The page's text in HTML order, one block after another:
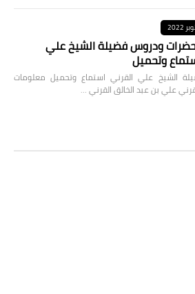
ودروس فضيلة الشيخ علي
وتحميل
الشيخ علي القرني استماع وتحميل معلومات
علي بن عبد الخالق القرني …